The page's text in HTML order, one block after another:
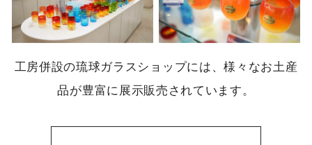
工房併設の琉球ガラスショップには、様々なお土産
品が豊富に展示販売されています。